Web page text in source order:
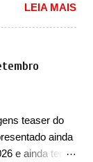
com um
algo
com as
que o Dune
Ao todo,
demais.
V10
cerca de
de um
italiana,
de
nome ou se é
apenas que
foi
organizada
LEIA MAIS
teaser do
ainda
e ainda terá